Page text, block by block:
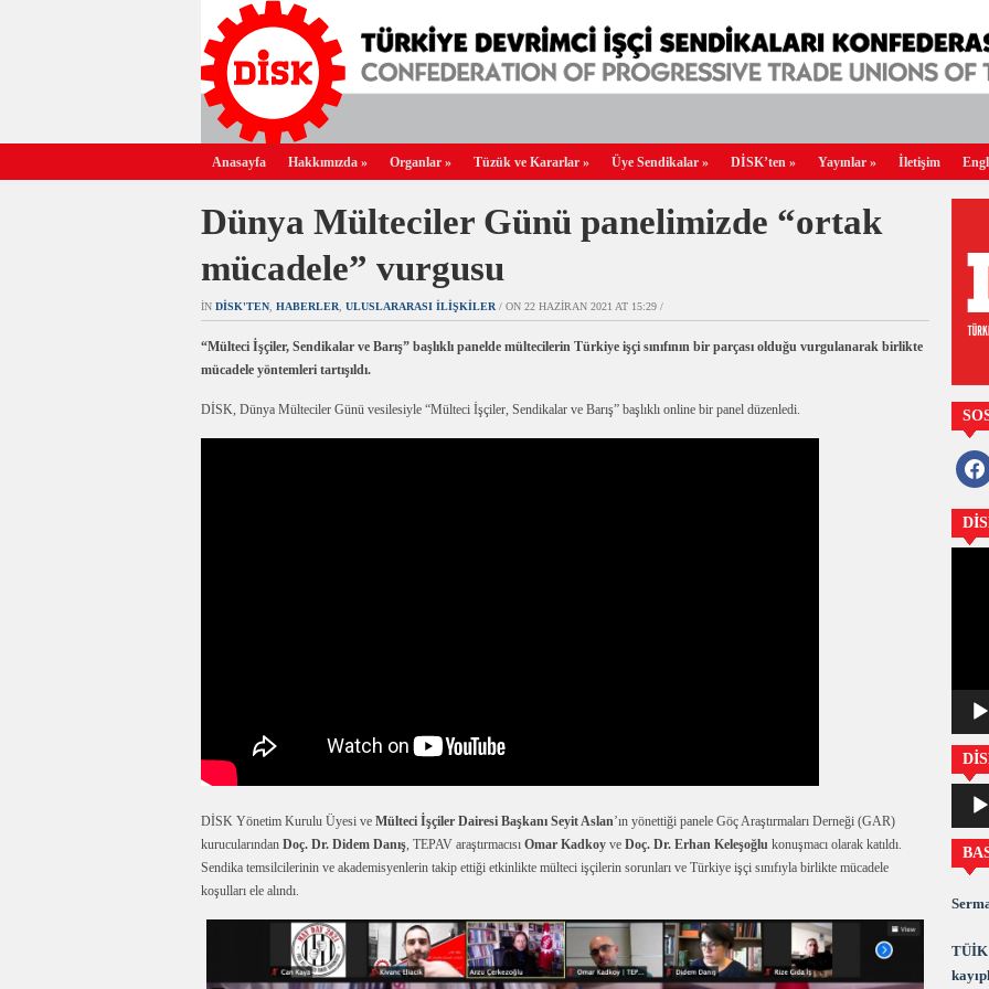
Anasayfa Hakkımızda » Organlar » Tüzük ve Kararlar » Üye Sendikalar » DİSK’ten » Yayınlar » İletişim
Dünya Mülteciler Günü panelimizde “ortak
mücadele” vurgusu
IN DİSK'TEN HABERLER ULUSLARARASI İLIŞKILER / ON 22 HAZIRAN 2021 AT 15:29 /
“Mülteci İşçiler, Sendikalar ve Barış” başlıklı panelde mültecilerin Türkiye işçi sınıfının bir parçası olduğu vurgulanarak birlikte
mücadele yöntemleri tartışıldı.
DİSK, Dünya Mülteciler Günü vesilesiyle “Mülteci İşçiler, Sendikalar ve Barış” başlıklı online bir panel düzenledi.
DİSK Yönetim Kurulu Üyesi ve Mülteci İşçiler Dairesi Başkanı Seyit Aslan’ın yönettiği panele Göç Araştırmaları Derneği (GAR)
kurucularından Doç. Dr. Didem Danış, TEPAV araştırmacısı Omar Kadkoy ve Doç. Dr. Erhan Keleşoğlu konuşmacı olarak katıldı.
Sendika temsilcilerinin ve akademisyenlerin takip ettiği etkinlikte mülteci işçilerin sorunları ve Türkiye işçi sınıfıyla birlikte mücadele
koşulları ele alındı.
oynatıcı
TÜİK